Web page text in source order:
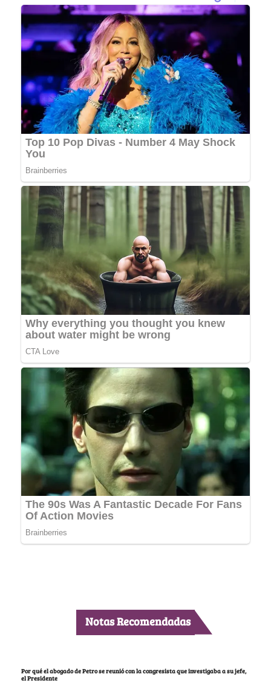
Notas Recomendadas
Por qué el abogado de Petro se reunió con la congresista que investigaba a su jefe,
el Presidente